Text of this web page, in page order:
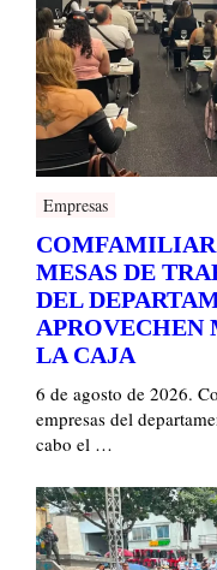
Empresas
MESAS DE
DEL
APROVECHEN
LA CAJA
6 de agosto de 2026.
empresas del
cabo el …